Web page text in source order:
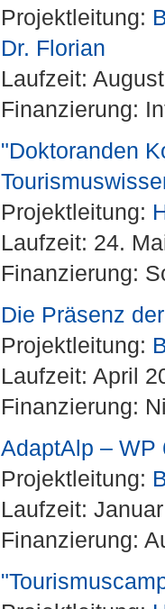
Projektleitung:
Dr. Florian
Laufzeit:
Finanzierung:
"Doktoranden
Projektleitung:
Laufzeit: 24.
Finanzierung:
Die Präsenz
Projektleitung:
Laufzeit: April
Finanzierung:
AdaptAlp – WP
Projektleitung:
Laufzeit:
Finanzierung: